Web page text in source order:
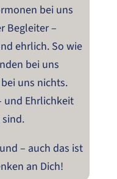
bei uns
Begleiter –
ehrlich. So wie
bei uns
uns nichts.
und Ehrlichkeit
– auch das ist
an Dich!